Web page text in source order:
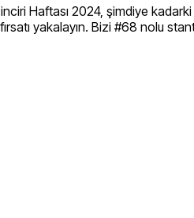
Haftası 2024, şimdiye
yakalayın. Bizi #68 nolu